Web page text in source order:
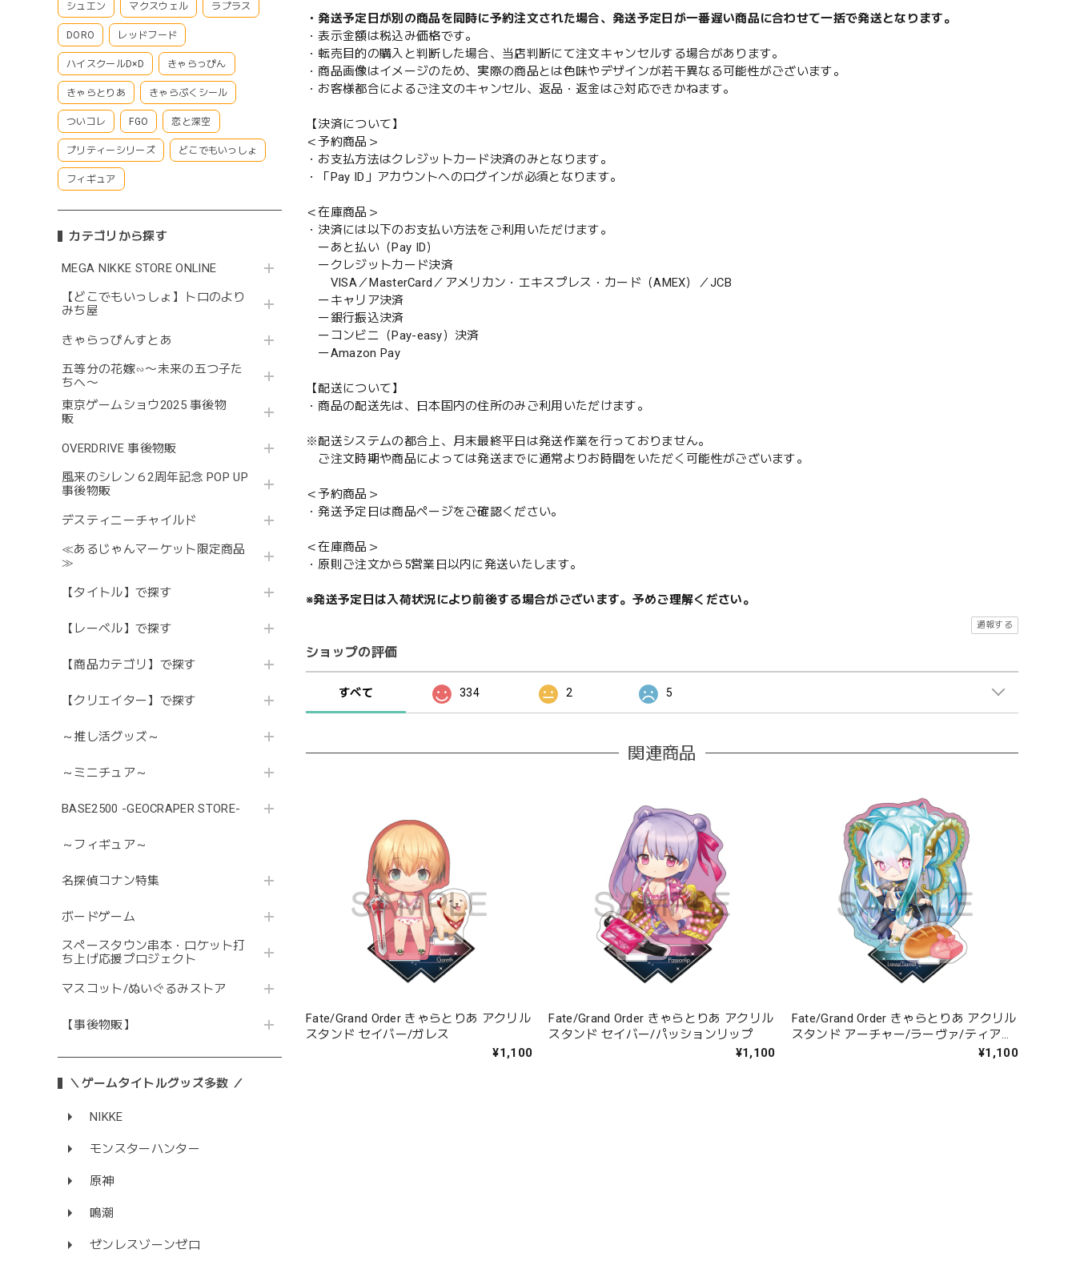
シュエン マクスウェル ラプラス
DORO レッドフード
ハイスクールD×D きゃらっぴん
きゃらとりあ きゃらぷくシール
ついコレ FGO 恋と深空
プリティーシリーズ どこでもいっしょ
フィギュア
カテゴリから探す
MEGA NIKKE STORE ONLINE
【どこでもいっしょ】トロのより
みち屋
きゃらっぴんすとあ
五等分の花嫁∽〜未来の五つ子た
ちへ〜
東京ゲームショウ2025 事後物
販
OVERDRIVE 事後物販
風来のシレン６2周年記念 POP UP
事後物販
デスティニーチャイルド
≪あるじゃんマーケット限定商品
≫
【タイトル】で探す
【レーベル】で探す
【商品カテゴリ】で探す
【クリエイター】で探す
～推し活グッズ～
～ミニチュア～
BASE2500 -GEOCRAPER STORE-
～フィギュア～
名探偵コナン特集
ボードゲーム
スペースタウン串本・ロケット打
ち上げ応援プロジェクト
マスコット/ぬいぐるみストア
【事後物販】
＼ゲームタイトルグッズ多数 ／
NIKKE
モンスターハンター
原神
鳴潮
ゼンレスゾーンゼロ
・発送予定日が別の商品を同時に予約注文された場合、発送予定日が一番遅い商品に合わせて一括で発送となります。
・表示金額は税込み価格です。
・転売目的の購入と判断した場合、当店判断にて注文キャンセルする場合があります。
・商品画像はイメージのため、実際の商品とは色味やデザインが若干異なる可能性がございます。
・お客様都合によるご注文のキャンセル、返品・返金はご対応できかねます。
【決済について】
＜予約商品＞
・お支払方法はクレジットカード決済のみとなります。
・「Pay ID」アカウントへのログインが必須となります。
＜在庫商品＞
・決済には以下のお支払い方法をご利用いただけます。
ーあと払い（Pay ID）
ークレジットカード決済
VISA／MasterCard／アメリカン・エキスプレス・カード（AMEX）／JCB
ーキャリア決済
ー銀行振込決済
ーコンビニ（Pay-easy）決済
ーAmazon Pay
【配送について】
・商品の配送先は、日本国内の住所のみご利用いただけます。
※配送システムの都合上、月末最終平日は発送作業を行っておりません。
ご注文時期や商品によっては発送までに通常よりお時間をいただく可能性がございます。
＜予約商品＞
・発送予定日は商品ページをご確認ください。
＜在庫商品＞
・原則ご注文から5営業日以内に発送いたします。
※発送予定日は入荷状況により前後する場合がございます。予めご理解ください。
通報する
ショップの評価
すべて 334 2 5
関連商品
Fate/Grand Order きゃらとりあ アクリル
スタンド セイバー/ガレス
¥1,100
Fate/Grand Order きゃらとりあ アクリル
スタンド セイバー/パッションリップ
¥1,100
Fate/Grand Order きゃらとりあ アクリル
スタンド アーチャー/ラーヴァ/ティアマ
¥1,100